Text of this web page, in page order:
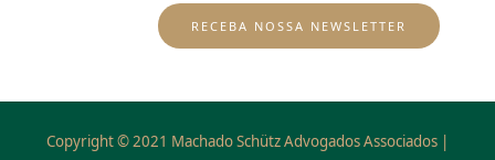
Copyright © 2021 Machado Schütz Advogados Associados |